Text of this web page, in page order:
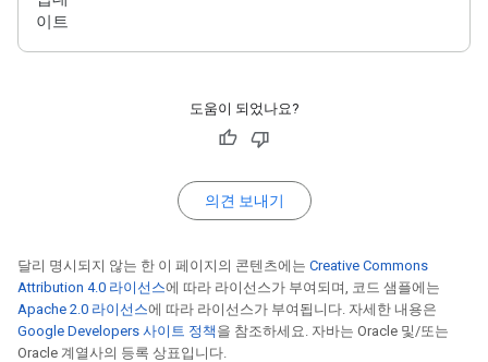
이트
도움이 되었나요?
의견 보내기
달리 명시되지 않는 한 이 페이지의 콘텐츠에는 Creative Commons
Attribution 4.0 라이선스에 따라 라이선스가 부여되며, 코드 샘플에는
Apache 2.0 라이선스에 따라 라이선스가 부여됩니다. 자세한 내용은
Google Developers 사이트 정책 을 참조하세요. 자바는 Oracle 및/또는
Oracle 계열사의 등록 상표입니다.